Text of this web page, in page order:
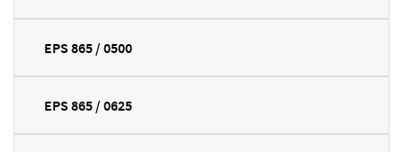
EPS 865 / 0500
EPS 865 / 0625